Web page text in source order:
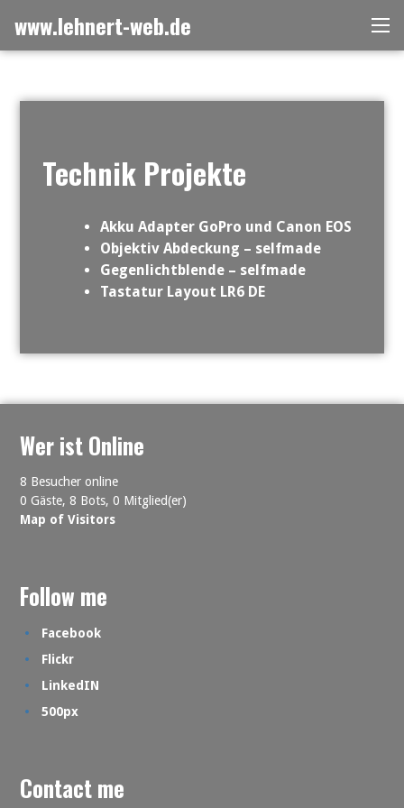
Inhalt
springen
www.lehnert-web.de
Technik Projekte
Akku Adapter GoPro und Canon EOS
Objektiv Abdeckung – selfmade
Gegenlichtblende – selfmade
Tastatur Layout LR6 DE
Wer ist Online
8 Besucher online
0 Gäste, 8 Bots, 0 Mitglied(er)
Map of Visitors
Follow me
Facebook
Flickr
LinkedIN
500px
Contact me